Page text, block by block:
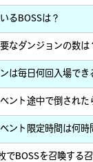
るBOSSは？
なダンジョンの数は
は毎日何回入場でき
ベント途中で倒された
ベント限定時間は何時
でBOSSを召喚する